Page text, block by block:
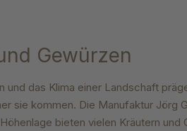
Gewürzen
und das Klima einer Landschaft
sie kommen. Die Manufaktur Jörg
bieten vielen Kräutern und